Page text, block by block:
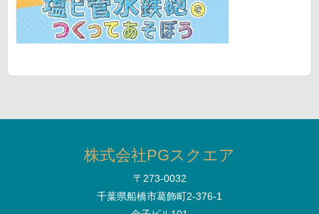
株式会社PGスクエア
〒273-0032
千葉県船橋市葛飾町2-376-1